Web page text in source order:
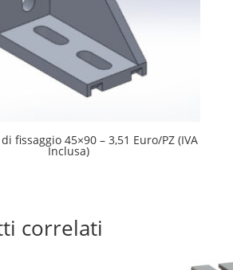
fissaggio 45×90 – 3,51 Euro/PZ (IVA
Inclusa)
correlati